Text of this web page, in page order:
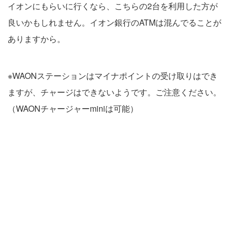
イオンにもらいに行くなら、こちらの2台を利用した方が
良いかもしれません。イオン銀行のATMは混んでることが
ありますから。
※WAONステーションはマイナポイントの受け取りはでき
ますが、チャージはできないようです。ご注意ください。
（WAONチャージャーminiは可能）